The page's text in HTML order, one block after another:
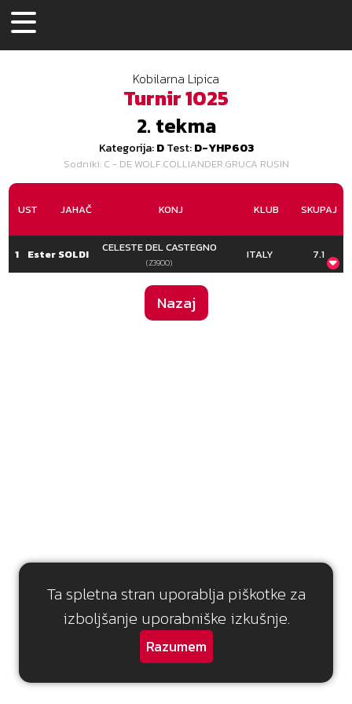
Ta spletna stran uporablja piškotke za
izboljšanje uporabniške izkušnje.
Razumem
Kobilarna Lipica
Turnir1025
2. tekma
Kategorija:D Test: D-YHP603
Sodniki: C - DE WOLF.COLLIANDER.GRUCA RUSIN
UST JAHAČ KONJ KLUB SKUPAJ
1 Ester SOLDI CELESTE DEL CASTEGNO
(Z3900)
ITALY
7.1
35.5
C
Nazaj